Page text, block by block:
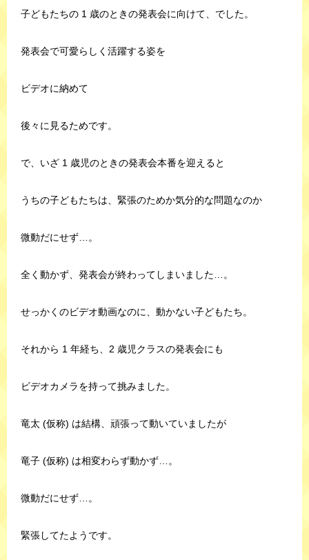
子どもたちの 1 歳のときの発表会に向けて、でした。
発表会で可愛らしく活躍する姿を
ビデオに納めて
後々に見るためです。
で、いざ 1 歳児のときの発表会本番を迎えると
うちの子どもたちは、緊張のためか気分的な問題なのか
微動だにせず…。
全く動かず、発表会が終わってしまいました…。
せっかくのビデオ動画なのに、動かない子どもたち。
それから 1 年経ち、2 歳児クラスの発表会にも
ビデオカメラを持って挑みました。
竜太 (仮称) は結構、頑張って動いていましたが
竜子 (仮称) は相変わらず動かず…。
微動だにせず…。
緊張してたようです。